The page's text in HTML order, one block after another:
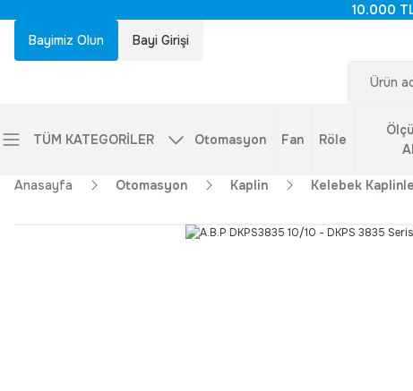
10.000
Bayimiz Olun
Bayi Girişi
TÜM KATEGORİLER Otomasyon Fan Röle
Anasayfa Otomasyon Kaplin Kelebek